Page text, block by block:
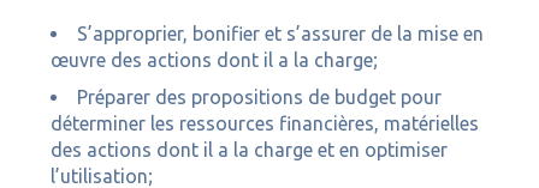
S’approprier, bonifier et s’assurer de la mise en
œuvre des actions dont il a la charge;
Préparer des propositions de budget pour
déterminer les ressources financières, matérielles
des actions dont il a la charge et en optimiser
l’utilisation;